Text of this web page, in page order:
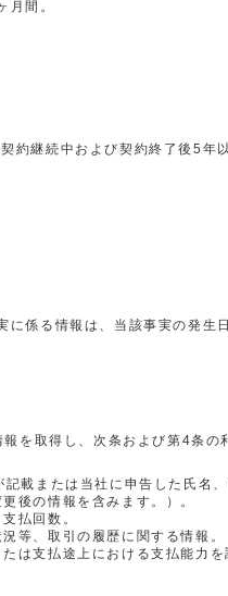
月間。
約継続中および契約終了後5年以
係る情報は、当該事実の発生
を取得し、次条および第4条の
載または当社に申告した氏名
後の情報を含みます。）。
払回数。
等、取引の履歴に関する情報。
は支払途上における支払能力